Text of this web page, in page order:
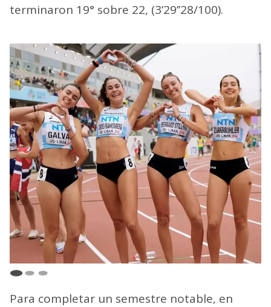
terminaron 19° sobre 22, (3’29’’28/100).
Para completar un semestre notable, en